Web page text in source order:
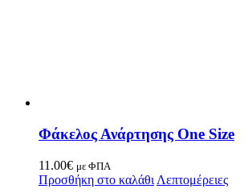
Φάκελος Ανάρτησης One Size
11.00€ με ΦΠΑ
Προσθήκη στο καλάθι Λεπτομέρειες